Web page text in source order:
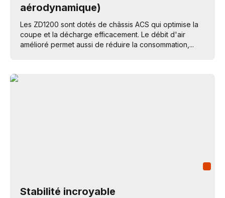
aérodynamique)
Les ZD1200 sont dotés de châssis ACS qui optimise la
coupe et la décharge efficacement. Le débit d'air
amélioré permet aussi de réduire la consommation,...
Stabilité incroyable